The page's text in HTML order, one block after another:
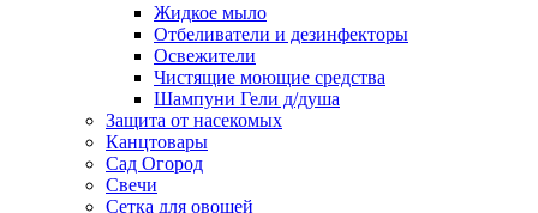
Жидкое мыло
Отбеливатели и дезинфекторы
Освежители
Чистящие моющие средства
Шампуни Гели д/душа
Защита от насекомых
Канцтовары
Сад Огород
Свечи
Сетка для овощей